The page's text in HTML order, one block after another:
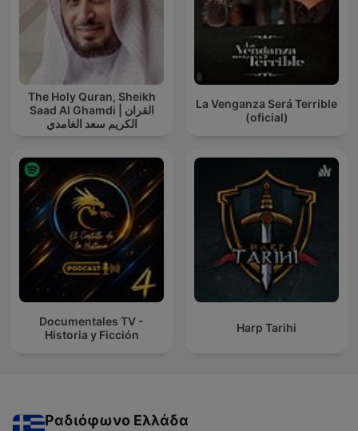
The Holy Quran, Sheikh
Saad Al Ghamdi | القران
الكريم سعد الغامدي
La Venganza Será Terrible
(oficial)
Documentales TV -
Historia y Ficción
Harp Tarihi
Ραδιόφωνο Ελλάδα